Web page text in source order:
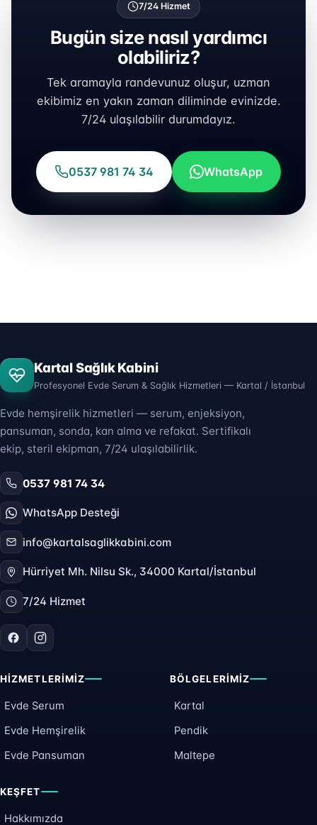
7/24 Hizmet
Bugün size nasıl yardımcı
olabiliriz?
Tek aramayla randevunuz oluşur, uzman
ekibimiz en yakın zaman diliminde evinizde.
7/24 ulaşılabilir durumdayız.
0537 981 74 34 WhatsApp
Kartal Sağlık Kabini
Profesyonel Evde Serum & Sağlık Hizmetleri — Kartal / İstanbul
Evde hemşirelik hizmetleri — serum, enjeksiyon,
pansuman, sonda, kan alma ve refakat. Sertifikalı
ekip, steril ekipman, 7/24 ulaşılabilirlik.
0537 981 74 34
WhatsApp Desteği
info@kartalsaglikkabini.com
Hürriyet Mh. Nilsu Sk., 34000 Kartal/İstanbul
7/24 Hizmet
HIZMETLERIMIZ
Evde Serum
Evde Hemşirelik
Evde Pansuman
BÖLGELERIMIZ
Kartal
Pendik
Maltepe
KEŞFET
Hakkımızda